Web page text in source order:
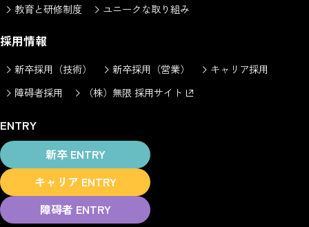
教育と研修制度 ユニークな取り組み
採用情報
新卒採用（技術） 新卒採用（営業）
キャリア採用
障碍者採用
（株）無限 採用サイト
ENTRY
新卒 ENTRY
キャリア ENTRY
障碍者 ENTRY